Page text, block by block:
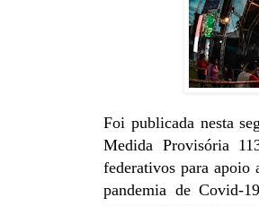
Foi publicada nesta
Medida Provisória
federativos para apoio
pandemia de Covid-